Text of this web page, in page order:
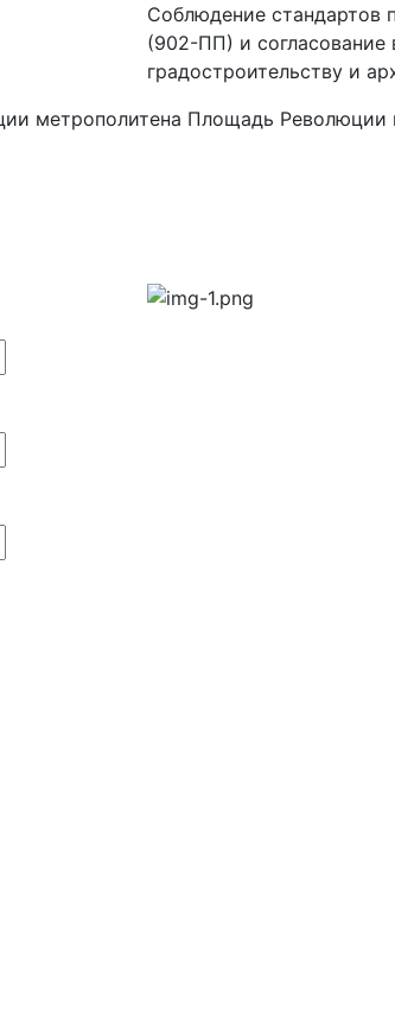
Соблюдение стандартов
(902-ПП) и согласование
градостроительству и
метрополитена Площадь